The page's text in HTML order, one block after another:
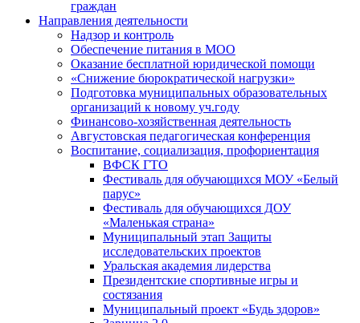
граждан
Направления деятельности
Надзор и контроль
Обеспечение питания в МОО
Оказание бесплатной юридической помощи
«Снижение бюрократической нагрузки»
Подготовка муниципальных образовательных
организаций к новому уч.году
Финансово-хозяйственная деятельность
Августовская педагогическая конференция
Воспитание, социализация, профориентация
ВФСК ГТО
Фестиваль для обучающихся МОУ «Белый
парус»
Фестиваль для обучающихся ДОУ
«Маленькая страна»
Муниципальный этап Защиты
исследовательских проектов
Уральская академия лидерства
Президентские спортивные игры и
состязания
Муниципальный проект «Будь здоров»